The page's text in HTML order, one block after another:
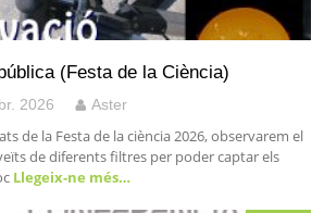
(Festa de la Ciència)
2026 Aster
de la Festa de la ciència 2026, observarem el
de diferents filtres per poder captar els
Llegeix-ne més…